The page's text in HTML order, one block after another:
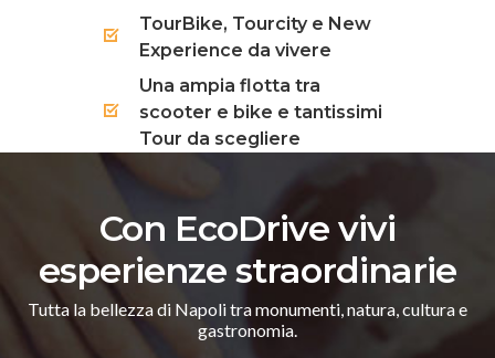
TourBike, Tourcity e New
Experience da vivere
Una ampia flotta tra
scooter e bike e tantissimi
Tour da scegliere
Con EcoDrive vivi
esperienze straordinarie
Tutta la bellezza di Napoli tra monumenti, natura, cultura e
gastronomia.